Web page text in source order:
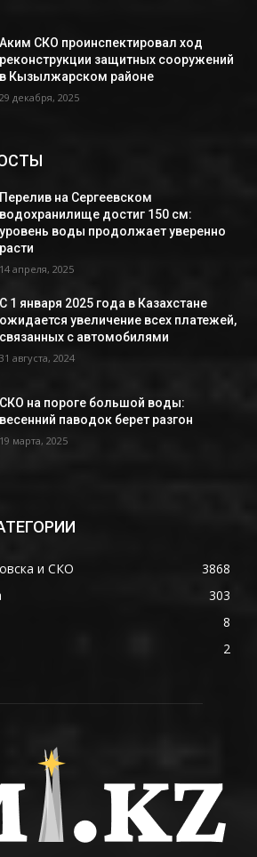
Аким СКО проинспектировал ход
реконструкции защитных сооружений
в Кызылжарском районе
29 декабря, 2025
Перелив на Сергеевском
водохранилище достиг 150 см:
уровень воды продолжает уверенно
расти
14 апреля, 2025
С 1 января 2025 года в Казахстане
ожидается увеличение всех платежей,
связанных с автомобилями
31 августа, 2024
СКО на пороге большой воды:
весенний паводок берет разгон
19 марта, 2025
и СКО
3868
303
8
2